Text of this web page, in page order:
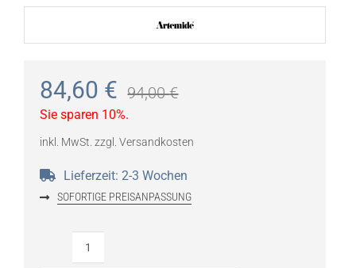
84,60 € 94,00€
Sie sparen 10%.
inkl. MwSt. zzgl. Versandkosten
Lieferzeit: 2-3 Wochen
SOFORTIGE PREISANPASSUNG
ARTEMIDE